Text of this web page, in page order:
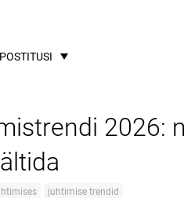
2026:
juhtimise trendid